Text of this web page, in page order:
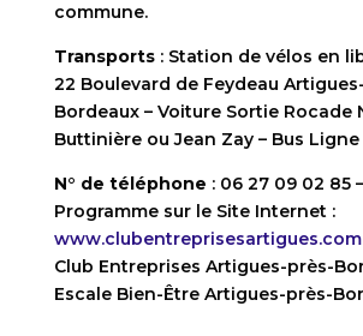
commune.
Transports: Station de vélos en
22 Boulevard de Feydeau
Bordeaux – Voiture Sortie Rocade
Buttinière ou Jean Zay – Bus Ligne
N° de téléphone : 06 27 09 02 85
Programme sur le Site Internet :
www.clubentreprisesartigues.com
Club Entreprises Artigues-près-
Escale Bien-Être Artigues-près-